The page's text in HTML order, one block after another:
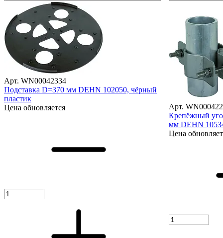
Арт. WN00042334
Подставка D=370 мм DEHN 102050, чёрный
пластик
Цена обновляется
Арт.
Крепёжный
мм DEHN
Цена